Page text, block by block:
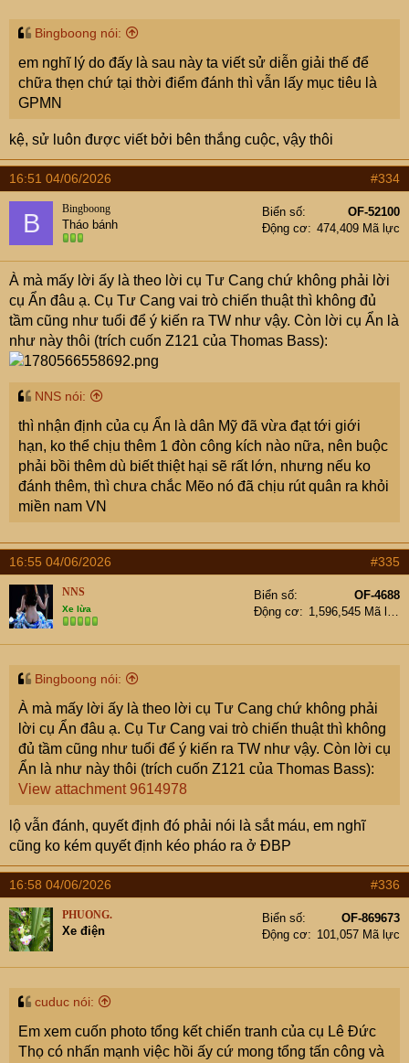
Bingboong nói:
em nghĩ lý do đấy là sau này ta viết sử diễn giải thế để
chữa thẹn chứ tại thời điểm đánh thì vẫn lấy mục tiêu là
GPMN
kệ, sử luôn được viết bởi bên thắng cuộc, vậy thôi
16:51 04/06/2026 #334
B Bingboong
Tháo bánh
Biển số
OF-52100
Động cơ
474,409 Mã lực
À mà mấy lời ấy là theo lời cụ Tư Cang chứ không phải lời
cụ Ẩn đâu ạ. Cụ Tư Cang vai trò chiến thuật thì không đủ
tầm cũng như tuổi để ý kiến ra TW như vậy. Còn lời cụ Ẩn là
như này thôi (trích cuốn Z121 của Thomas Bass):
NNS nói:
thì nhận định của cụ Ẩn là dân Mỹ đã vừa đạt tới giới
hạn, ko thể chịu thêm 1 đòn công kích nào nữa, nên buộc
phải bồi thêm dù biết thiệt hại sẽ rất lớn, nhưng nếu ko
đánh thêm, thì chưa chắc Mẽo nó đã chịu rút quân ra khỏi
miền nam VN
16:55 04/06/2026 #335
NNS
Xe lừa
Biển số
OF-4688
Động cơ
1,596,545 Mã lực
Bingboong nói:
À mà mấy lời ấy là theo lời cụ Tư Cang chứ không phải
lời cụ Ẩn đâu ạ. Cụ Tư Cang vai trò chiến thuật thì không
đủ tầm cũng như tuổi để ý kiến ra TW như vậy. Còn lời cụ
Ẩn là như này thôi (trích cuốn Z121 của Thomas Bass):
View attachment 9614978
lộ vẫn đánh, quyết định đó phải nói là sắt máu, em nghĩ
cũng ko kém quyết định kéo pháo ra ở ĐBP
16:58 04/06/2026 #336
PHUONG.
Xe điện
Biển số
OF-869673
Động cơ
101,057 Mã lực
cuduc nói:
Em xem cuốn photo tổng kết chiến tranh của cụ Lê Đức
Thọ có nhấn mạnh việc hồi ấy cứ mong tổng tấn công và